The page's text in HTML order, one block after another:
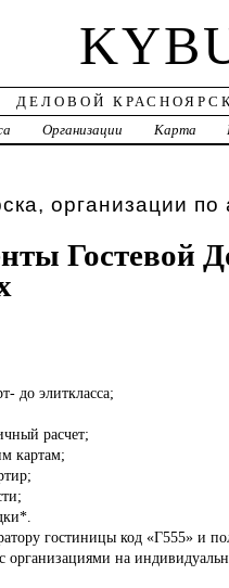
ДЕЛОВОЙ
Организации Карта
организации
Гостевой
до элиткласса;
расчет;
картам;
гостиницы код «Г555» и
организациями на